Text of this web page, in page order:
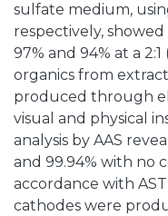
sulfate medium,
respectively,
97% and 94% at a
organics from
produced through
visual and physical
analysis by AAS
and 99.94% with no
accordance with
cathodes were